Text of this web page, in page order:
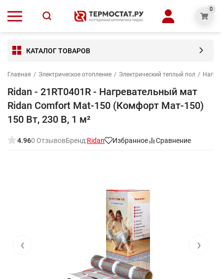
0
КАТАЛОГ ТОВАРОВ
Главная / Электрическое отопление / Электрический теплый пол /
Ridan - 21RT0401R - Нагревательный мат
Ridan Comfort Mat-150 (Комфорт Мат-150)
150 Вт, 230 В, 1 м²
4.960 ОтзывовБренд:Ridan Избранное Сравнение
‹ ›